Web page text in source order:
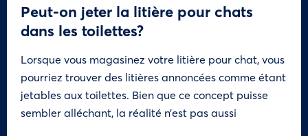
Peut-on jeter la litière pour chats
dans les toilettes?
Lorsque vous magasinez votre litière pour chat, vous
pourriez trouver des litières annoncées comme étant
jetables aux toilettes. Bien que ce concept puisse
sembler alléchant, la réalité n’est pas aussi